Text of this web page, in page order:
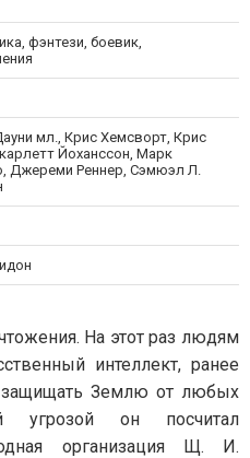
фэнтези, боевик,
мл., Крис Хемсворт, Крис
Йоханссон, Марк
Джереми Реннер, Сэмюэл Л.
На этот раз людям
интеллект, ранее
защищать Землю от любых
угрозой он посчитал
организация Щ. И.